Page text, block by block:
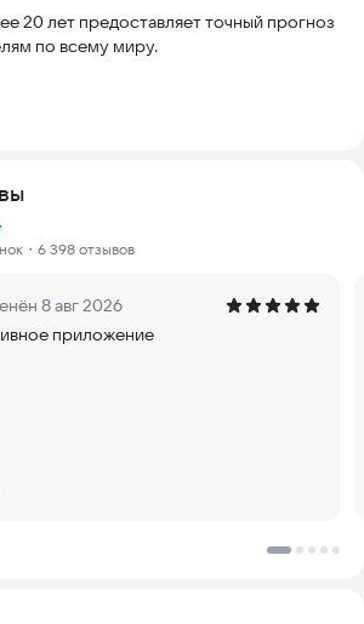
20 лет предоставляет точный прогноз
по всему миру.
свой день: будет ли дождь и
а какая погода будет на выходных,
Яндекс Погода для Android и Iphone
по всему миру.
технологии прогнозирования
на базе нейросетей, Яндекс
или конкретного адреса.
мир. Смотрите прогноз осадков на 24
・6 398 отзывов
8 авг 2026
приложение